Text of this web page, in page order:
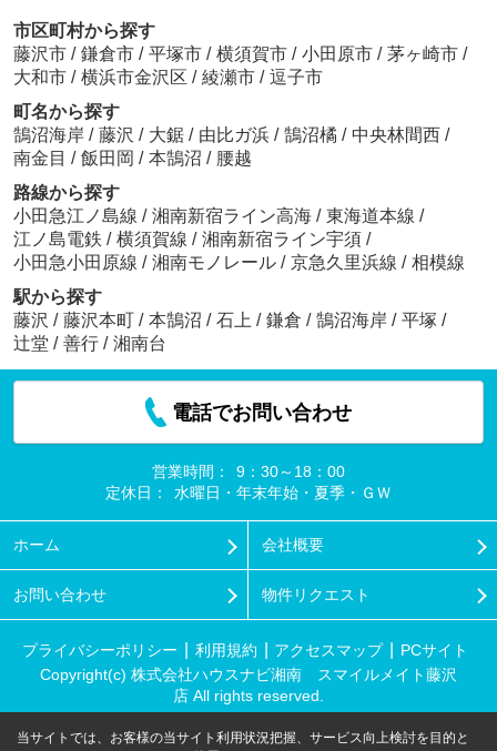
市区町村から探す
藤沢市 / 鎌倉市 / 平塚市 / 横須賀市 / 小田原市 / 茅ヶ崎市 /
大和市 / 横浜市金沢区 / 綾瀬市 / 逗子市
町名から探す
鵠沼海岸 / 藤沢 / 大鋸 / 由比ガ浜 / 鵠沼橘 / 中央林間西 /
南金目 / 飯田岡 / 本鵠沼 / 腰越
路線から探す
小田急江ノ島線 / 湘南新宿ライン高海 / 東海道本線 /
江ノ島電鉄 / 横須賀線 / 湘南新宿ライン宇須 /
小田急小田原線 / 湘南モノレール / 京急久里浜線 / 相模線
駅から探す
藤沢 / 藤沢本町 / 本鵠沼 / 石上 / 鎌倉 / 鵠沼海岸 / 平塚 /
辻堂 / 善行 / 湘南台
電話でお問い合わせ
営業時間：
9：30～18：00
定休日：
水曜日・年末年始・夏季・ＧＷ
ホーム 会社概要
お問い合わせ 物件リクエスト
プライバシーポリシー 利用規約 アクセスマップ
PCサイト
Copyright(c) 株式会社ハウスナビ湘南 スマイルメイト藤沢
店 All rights reserved.
当サイトでは、お客様の当サイト利用状況把握、サービス向上検討を目的と